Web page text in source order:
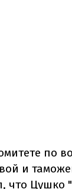
по
и
что Цушко